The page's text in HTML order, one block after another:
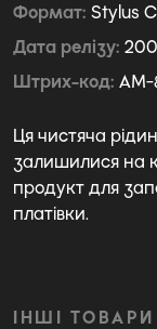
Формат Stylus
Дата релізу
Штрих-код AM-
Ця чистяча
залишилися на
продукт для
платівки.
ІНШІ ТОВАРИ